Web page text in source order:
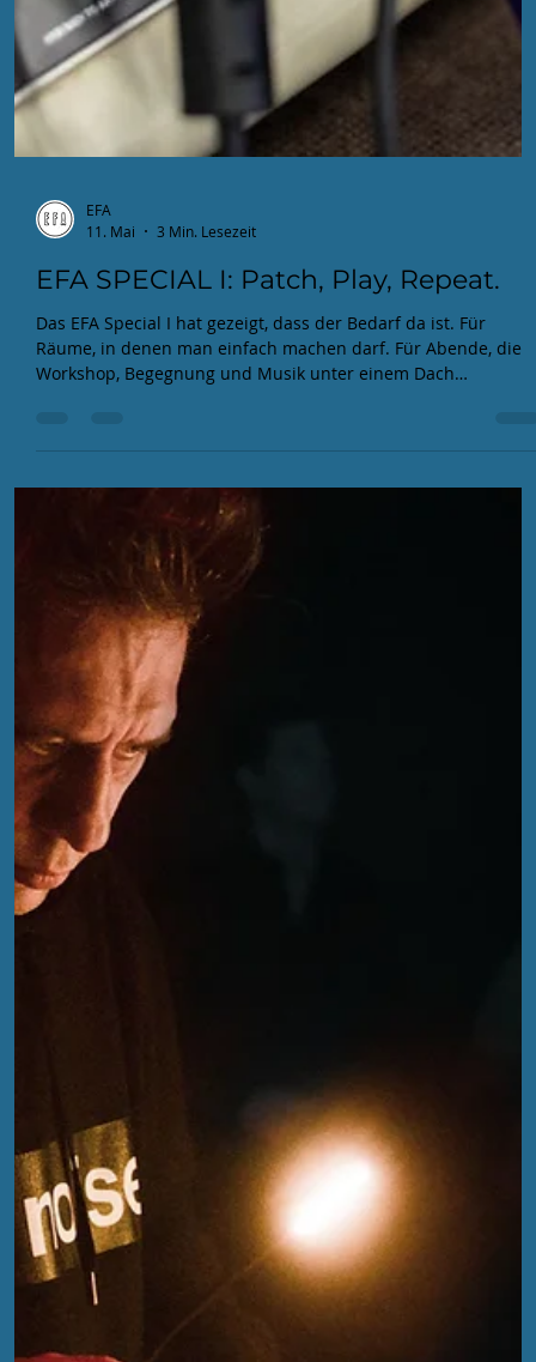
3 Min. Lesezeit
EFA SPECIAL I: Patch, Play, Repeat.
Das EFA Special I hat gezeigt, dass der Bedarf da ist. Für
Räume, in denen man einfach machen darf. Für Abende, die
Workshop, Begegnung und Musik unter einem Dach
zusammenbringen.